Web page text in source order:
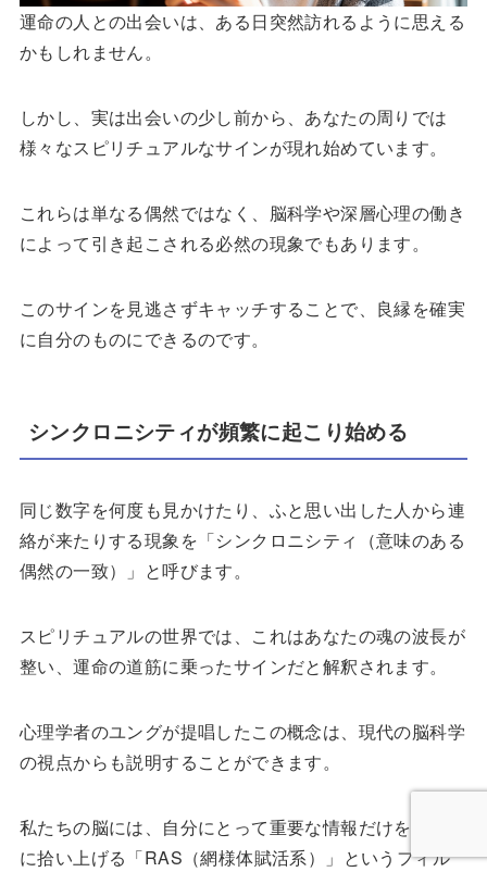
運命の人との出会いは、ある日突然訪れるように思える
かもしれません。
しかし、実は出会いの少し前から、あなたの周りでは
様々なスピリチュアルなサインが現れ始めています。
これらは単なる偶然ではなく、脳科学や深層心理の働き
によって引き起こされる必然の現象でもあります。
このサインを見逃さずキャッチすることで、良縁を確実
に自分のものにできるのです。
シンクロニシティが頻繁に起こり始める
同じ数字を何度も見かけたり、ふと思い出した人から連
絡が来たりする現象を「シンクロニシティ（意味のある
偶然の一致）」と呼びます。
スピリチュアルの世界では、これはあなたの魂の波長が
整い、運命の道筋に乗ったサインだと解釈されます。
心理学者のユングが提唱したこの概念は、現代の脳科学
の視点からも説明することができます。
私たちの脳には、自分にとって重要な情報だけを無意識
に拾い上げる「RAS（網様体賦活系）」というフィル